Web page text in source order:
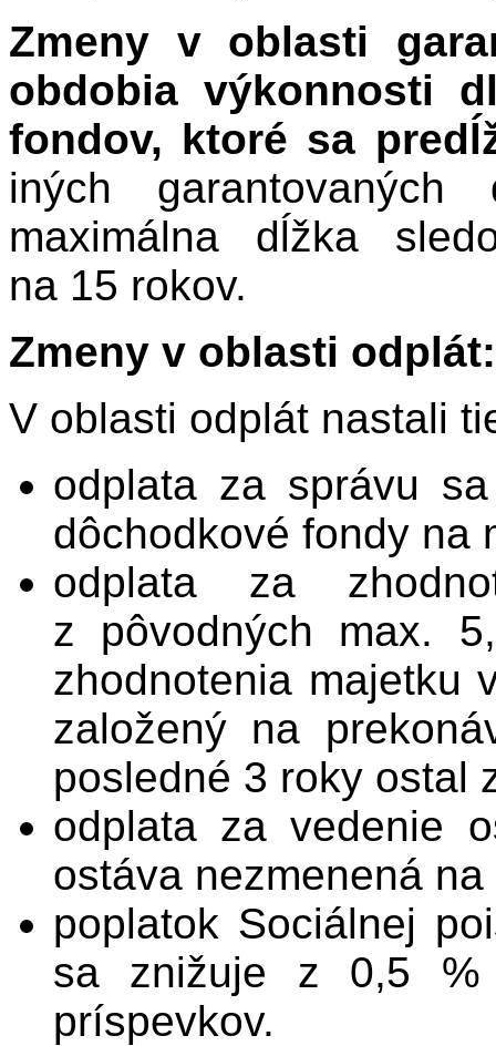
Zmeny v oblasti
obdobia výkonnosti
fondov, ktoré sa
iných garantovaných
maximálna dĺžka
na 15 rokov.
Zmeny v oblasti odplát:
V oblasti odplát nastali
odplata za správu
dôchodkové fondy na
odplata za
z pôvodných max.
zhodnotenia majetku
založený na
posledné 3 roky ostal
odplata za vedenie
ostáva nezmenená
poplatok Sociálnej
sa znižuje z 0,5 %
príspevkov.